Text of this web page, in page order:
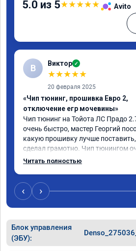
5.0 из 5★★★★★ Avito
В Виктор ✓
★★★★★
20 февраля 2025
«Чип тюнинг, прошивка Евро 2,
отключение егр мочевины»
Чип тюнинг на Тойота ЛС Прадо
очень быстро, мастер Георгий
какую прошивку лучше
сделал грамотно. Чип тюнингом
доволен, машина ожила немного,
работать лучше, пропали
топлива остался таким же, но
улучшилась. Советую этот сервис
Читать полностью
‹ ›
Блок управления
(ЭБУ):